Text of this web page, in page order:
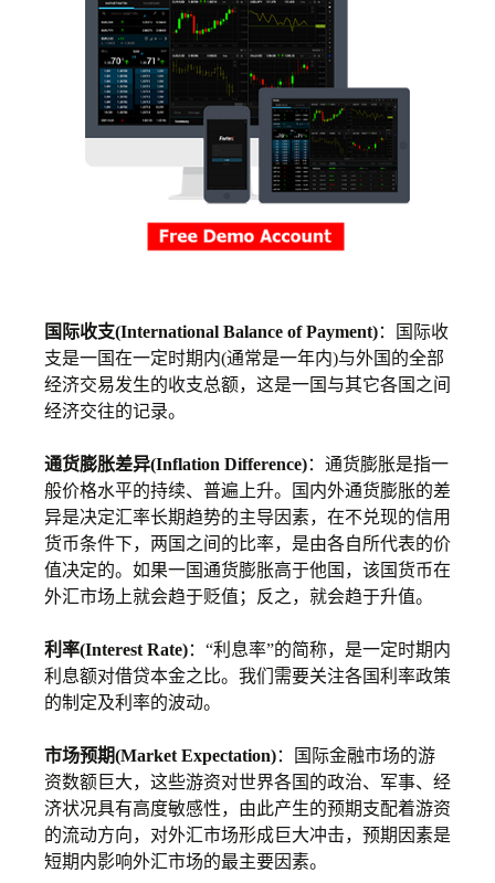
国际收支(International Balance of Payment)：国际收
支是一国在一定时期内(通常是一年内)与外国的全部
经济交易发生的收支总额，这是一国与其它各国之间
经济交往的记录。
通货膨胀差异(Inflation Difference)：通货膨胀是指一
般价格水平的持续、普遍上升。国内外通货膨胀的差
异是决定汇率长期趋势的主导因素，在不兑现的信用
货币条件下，两国之间的比率，是由各自所代表的价
值决定的。如果一国通货膨胀高于他国，该国货币在
外汇市场上就会趋于贬值；反之，就会趋于升值。
利率(Interest Rate)：“利息率”的简称，是一定时期内
利息额对借贷本金之比。我们需要关注各国利率政策
的制定及利率的波动。
市场预期(Market Expectation)：国际金融市场的游
资数额巨大，这些游资对世界各国的政治、军事、经
济状况具有高度敏感性，由此产生的预期支配着游资
的流动方向，对外汇市场形成巨大冲击，预期因素是
短期内影响外汇市场的最主要因素。